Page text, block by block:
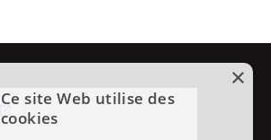
×
Ce site Web utilise des
cookies